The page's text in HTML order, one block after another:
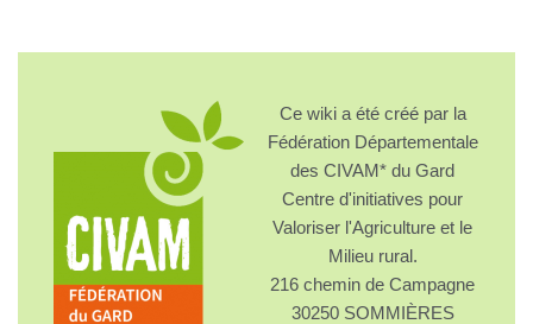
Ce wiki a été créé par la
Fédération Départementale
des CIVAM* du Gard
Centre d'initiatives pour
Valoriser l'Agriculture et le
Milieu rural.
216 chemin de Campagne
30250 SOMMIÈRES